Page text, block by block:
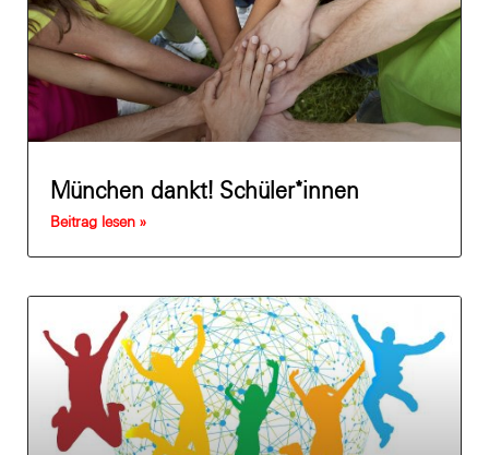
München dankt! Schüler*innen
Beitrag lesen »